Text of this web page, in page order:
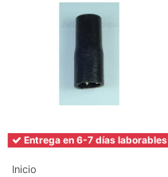
Entrega en 6-7 días laborables
Inicio